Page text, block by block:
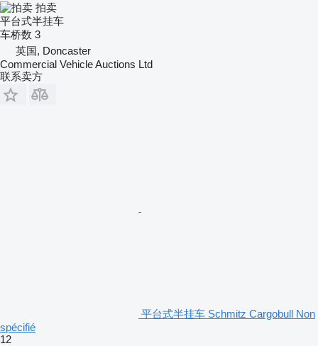
拍卖
平台式半挂车
车桥数 3
英国, Doncaster
Commercial Vehicle Auctions Ltd
联系卖方
平台式半挂车 Schmitz Cargobull Non
spécifié
12